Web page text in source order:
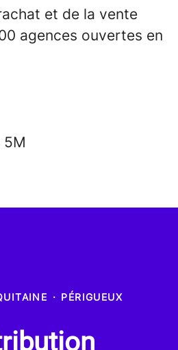
et de la vente
agences ouvertes en
5M
· PÉRIGUEUX